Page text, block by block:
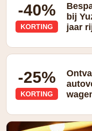
-40%
KORTING
bij
jaar
-25%
KORTING
tot -25% voor een